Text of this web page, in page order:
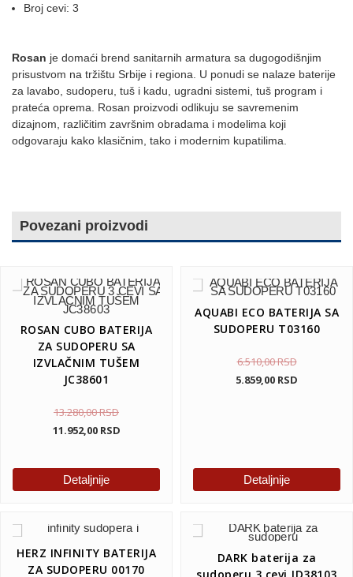
Broj cevi: 3
Rosan je domaći brend sanitarnih armatura sa dugogodišnjim
prisustvom na tržištu Srbije i regiona. U ponudi se nalaze baterije
za lavabo, sudoperu, tuš i kadu, ugradni sistemi, tuš program i
prateća oprema. Rosan proizvodi odlikuju se savremenim
dizajnom, različitim završnim obradama i modelima koji
odgovaraju kako klasičnim, tako i modernim kupatilima.
Povezani proizvodi
ROSAN CUBO BATERIJA
ZA SUDOPERU SA
IZVLAČNIM TUŠEM
JC38601
13.280,00RSD
11.952,00 RSD
Detaljnije
AQUABI ECO BATERIJA SA
SUDOPERU T03160
6.510,00RSD
5.859,00 RSD
Detaljnije
HERZ INFINITY BATERIJA
ZA SUDOPERU 00170
DARK baterija za
sudoperu 3 cevi JD38103